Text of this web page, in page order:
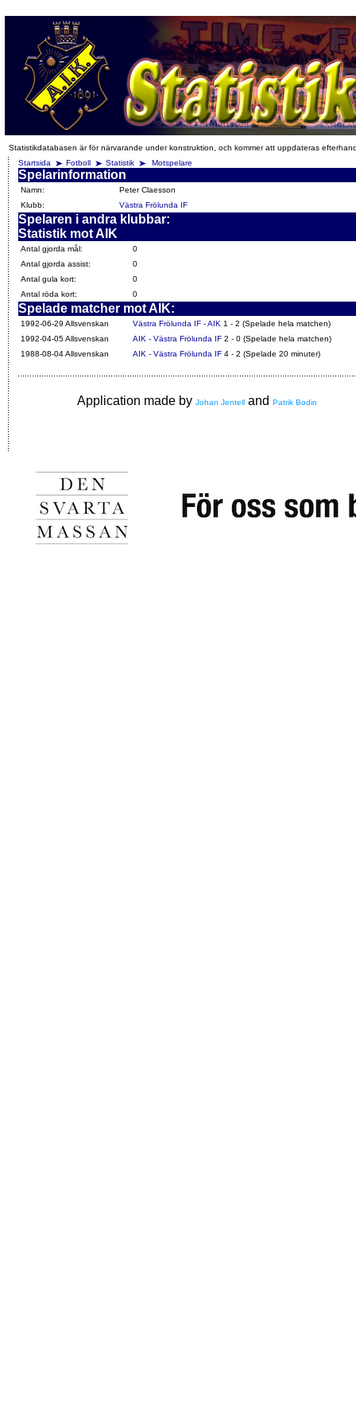
Statistikdatabasen är för närvarande under konstruktion, och kommer att uppdateras
Startsida
Fotboll Statistik Motspelare
Spelarinformation
Namn:
Peter Claesson
Klubb:
Västra Frölunda IF
Spelaren i andra klubbar:
Statistik mot AIK
Antal gjorda mål:
0
Antal gjorda assist:
0
Antal gula kort:
0
Antal röda kort:
0
Spelade matcher mot AIK:
1992-06-29 Allsvenskan Västra Frölunda IF - AIK 1 - 2 (Spelade hela matchen)
1992-04-05 Allsvenskan
AIK - Västra Frölunda IF 2 - 0 (Spelade hela matchen)
1988-08-04 Allsvenskan
AIK - Västra Frölunda IF 4 - 2 (Spelade 20 minuter)
Application made by Johan Jentell and Patrik Bodin